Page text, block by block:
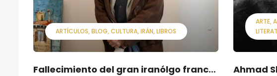
ARTÍCULOS BLOG CULTURA IRÁN LIBROS
Fallecimiento del gran iranólgo francés Christophe Balaÿ
ARTE
Ahmad